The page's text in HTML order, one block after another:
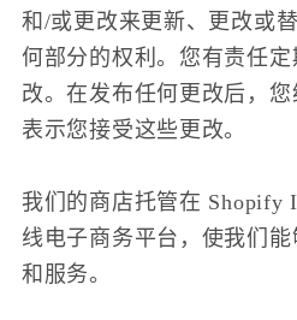
和/或更改来更新、更改或
何部分的权利。您有责任
改。在发布任何更改后，
表示您接受这些更改。
我们的商店托管在 Shopify
线电子商务平台，使我们
和服务。